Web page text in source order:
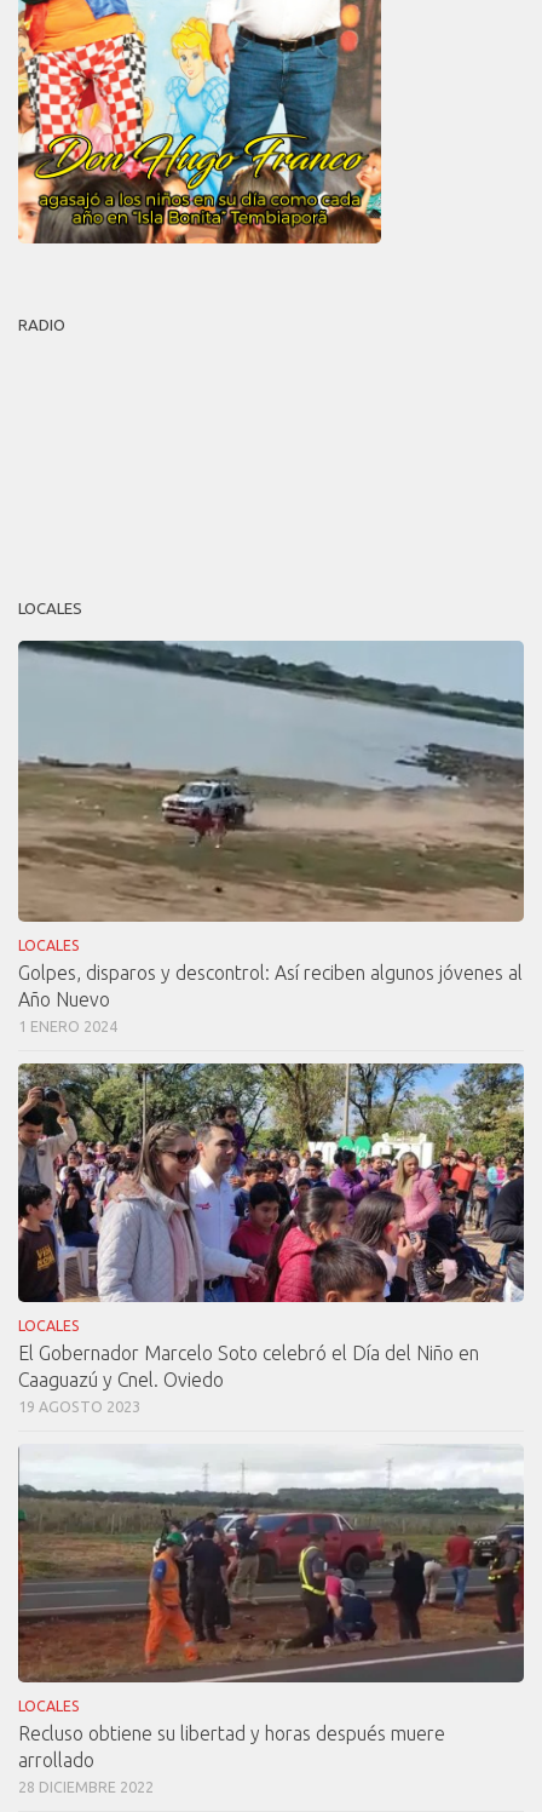
RADIO
LOCALES
LOCALES
Golpes, disparos y descontrol: Así reciben algunos jóvenes al
Año Nuevo
1 ENERO 2024
LOCALES
El Gobernador Marcelo Soto celebró el Día del Niño en
Caaguazú y Cnel. Oviedo
19 AGOSTO 2023
LOCALES
Recluso obtiene su libertad y horas después muere
arrollado
28 DICIEMBRE 2022